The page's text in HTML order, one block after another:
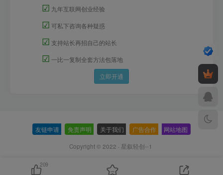
☑ 九年互联网创业经验
☑ 可私下咨询各种疑惑
☑ 支持站长再招自己的站长
☑ 一比一复制全套方法包落地
立即开通
友链申请 免责声明 关于我们 广告合作 网站地图
Copyright © 2022 · 星叙轻创--1
209